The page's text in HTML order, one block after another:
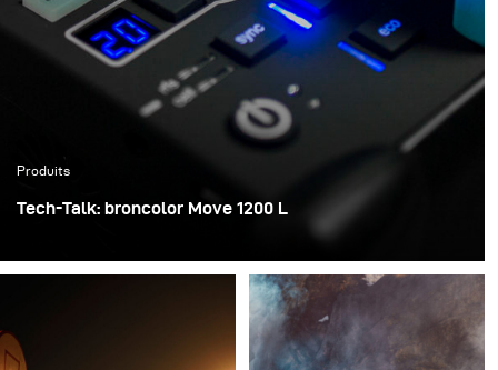
Produits
Tech-Talk: broncolor Move 1200 L
pour le futur travail avec mon propre Move 1200L, qui a
définitivement fait de moi un bien meilleur photographe.